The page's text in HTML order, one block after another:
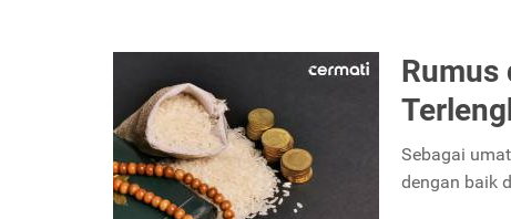
Rumus
Sebagai
dengan baik